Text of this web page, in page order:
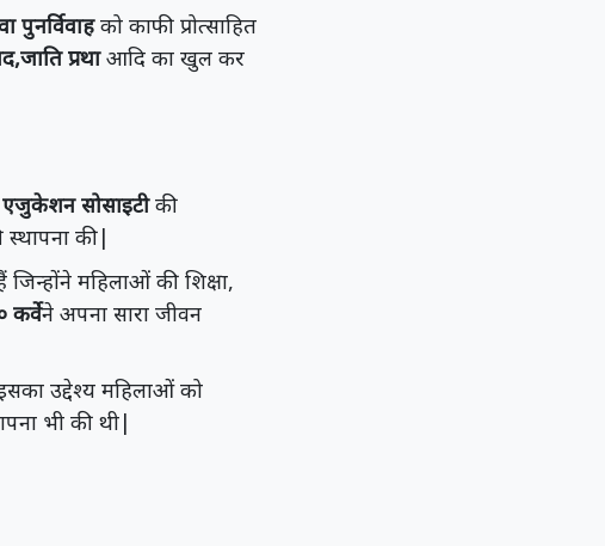
पुनर्विवाहको काफी प्रोत्साहित
प्रथाआदि का खुल कर
सोसाइटीकी
की|
महिलाओं की शिक्षा,
कर्वेने अपना सारा जीवन
उद्देश्य महिलाओं को
भी की थी|